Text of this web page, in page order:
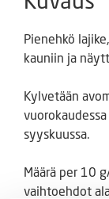
Pienehkö
kauniin ja
Kylvetään
syyskuussa.
Määrä per 10
vaihtoehdot